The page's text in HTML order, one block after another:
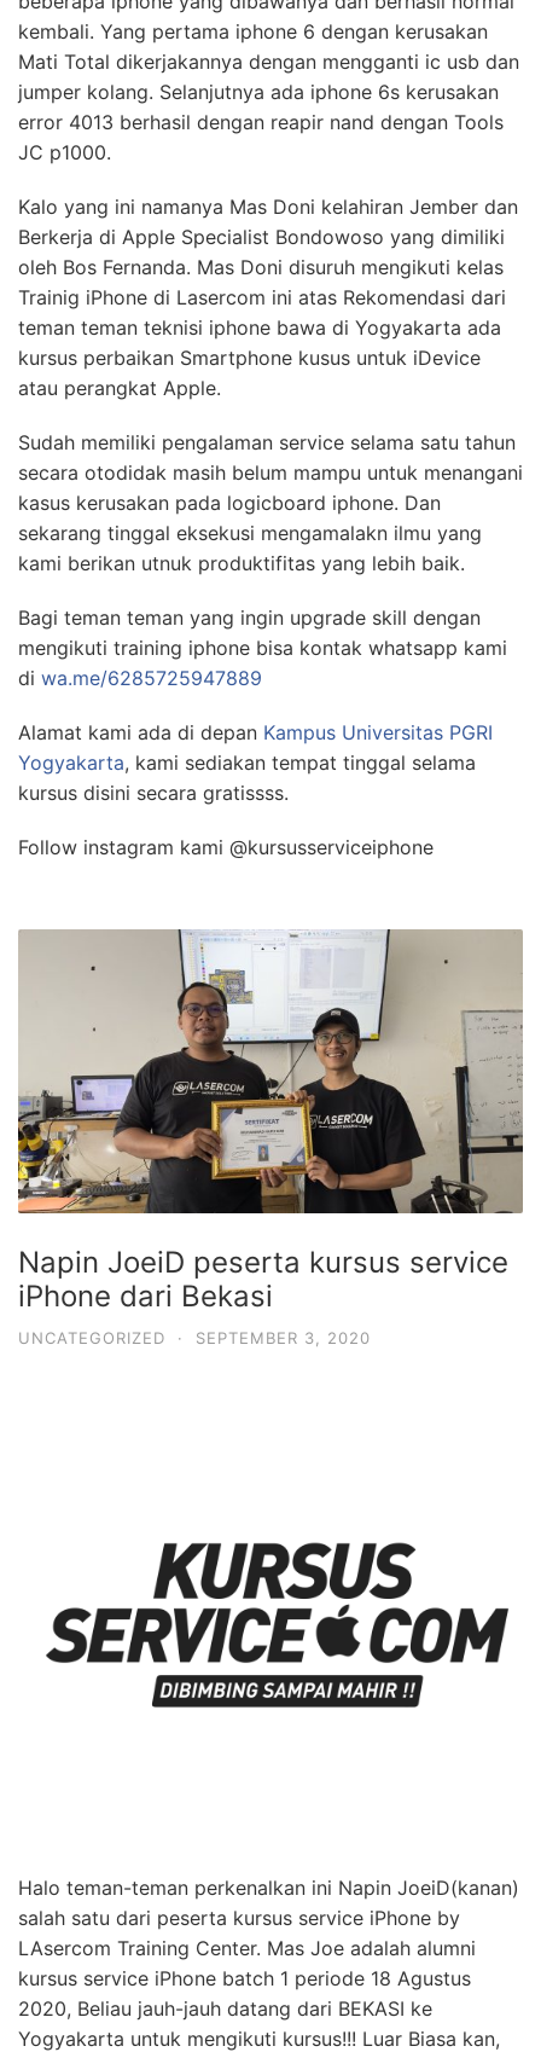
kembali. Yang pertama iphone 6 dengan kerusakan
Mati Total dikerjakannya dengan mengganti ic usb dan
jumper kolang. Selanjutnya ada iphone 6s kerusakan
error 4013 berhasil dengan reapir nand dengan Tools
JC p1000.
Kalo yang ini namanya Mas Doni kelahiran Jember dan
Berkerja di Apple Specialist Bondowoso yang dimiliki
oleh Bos Fernanda. Mas Doni disuruh mengikuti kelas
Trainig iPhone di Lasercom ini atas Rekomendasi dari
teman teman teknisi iphone bawa di Yogyakarta ada
kursus perbaikan Smartphone kusus untuk iDevice
atau perangkat Apple.
Sudah memiliki pengalaman service selama satu tahun
secara otodidak masih belum mampu untuk menangani
kasus kerusakan pada logicboard iphone. Dan
sekarang tinggal eksekusi mengamalakn ilmu yang
kami berikan utnuk produktifitas yang lebih baik.
Bagi teman teman yang ingin upgrade skill dengan
mengikuti training iphone bisa kontak whatsapp kami
di wa.me/6285725947889
Alamat kami ada di depan Kampus Universitas PGRI
Yogyakarta, kami sediakan tempat tinggal selama
kursus disini secara gratissss.
Follow instagram kami @kursusserviceiphone
Napin JoeiD peserta kursus service
iPhone dari Bekasi
UNCATEGORIZED · SEPTEMBER 3, 2020
Halo teman-teman perkenalkan ini Napin JoeiD(kanan)
salah satu dari peserta kursus service iPhone by
LAsercom Training Center. Mas Joe adalah alumni
kursus service iPhone batch 1 periode 18 Agustus
2020, Beliau jauh-jauh datang dari BEKASI ke
Yogyakarta untuk mengikuti kursus!!! Luar Biasa kan,